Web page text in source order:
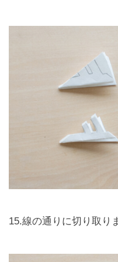
15.線の通りに切り取り